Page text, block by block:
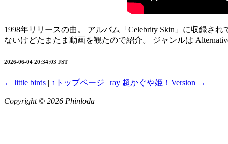
1998年リリースの曲。 アルバム「Celebrity Skin」に収録さ
ないけどたまたま動画を観たので紹介。 ジャンルは
2026-06-04 20:34:03 JST
← little birds | ↑トップページ | ray 超かぐや姫！Version →
Copyright © 2026 Phinloda